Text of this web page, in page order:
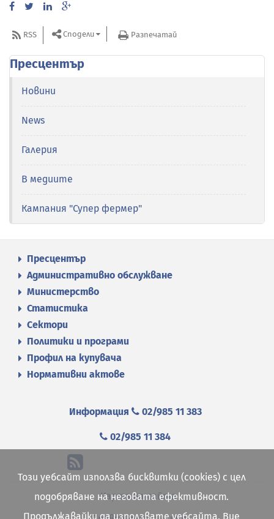
RSS Сподели Разпечатай
Пресцентър
Новини
News
Галерия
В медиите
Кампания "Супер фермер"
Пресцентър
Административно обслужване
Министерство
Статистика
Сектори
Политики и програми
Профил на купувача
Нормативни актове
Информация 02/985 11 383
02/985 11 384
Карта на сайта
Този уебсайт използва бисквитки (cookies) с цел
подобряване на неговата ефективност.
Продължавайки да използвате уебсайта, Вие